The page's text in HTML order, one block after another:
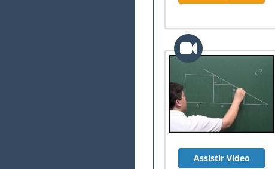
Assistir Vídeo